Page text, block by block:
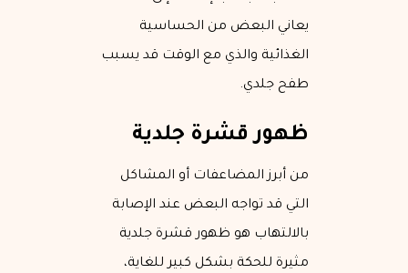
يعاني البعض من الحساسية
الغذائية والذي مع الوقت قد يسبب
طفح جلدي.
ظهور قشرة جلدية
من أبرز المضاعفات أو المشاكل
التي قد تواجه البعض عند الإصابة
بالالتهاب هو ظهور قشرة جلدية
مثيرة للحكة بشكل كبير للغاية،